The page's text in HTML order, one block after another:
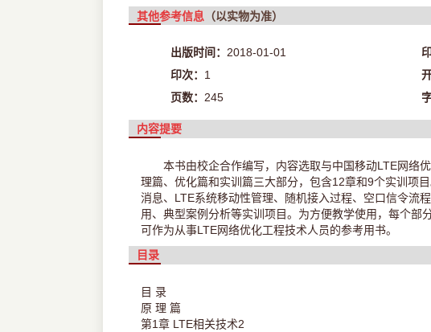
其他参考信息（以实物为准）
出版时间： 2018-01-01
印次： 1
页数： 245
内容提要
本书由校企合作编写，内容选取与中国移动LTE网络
理篇、优化篇和实训篇三大部分，包含12章和9个实训项
消息、LTE系统移动性管理、随机接入过程、空口信令流
用、典型案例分析等实训项目。为方便教学使用，每个
可作为从事LTE网络优化工程技术人员的参考用书。
目录
目 录
原 理 篇
第1章 LTE相关技术2